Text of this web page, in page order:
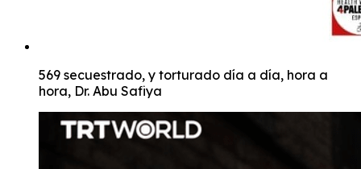
569 secuestrado, y torturado día a día, hora a
hora, Dr. Abu Safiya